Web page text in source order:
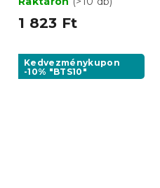
1 823 Ft
Kedvezménykupon
-10% "BTS10"